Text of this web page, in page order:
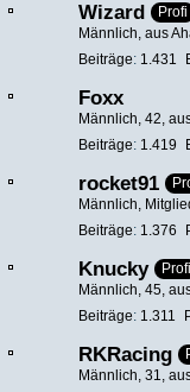
Wizard
Profi
Männlich aus
Beiträge 1.431
Foxx
Männlich 42
Beiträge 1.419
rocket91
Männlich
Beiträge 1.376
Knucky
Profi
Männlich 45
Beiträge 1.311
RKRacing
Männlich 31